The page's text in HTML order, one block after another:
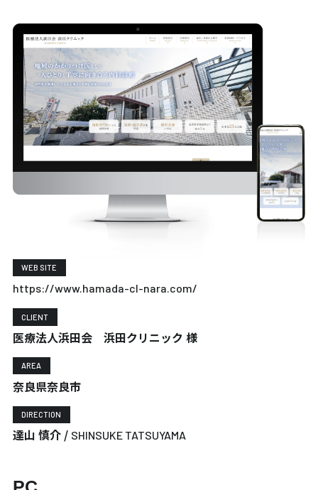
WEB SITE
https://www.hamada-cl-nara.com/
CLIENT
医療法人浜田会 浜田クリニック 様
AREA
奈良県奈良市
DIRECTION
達山 慎介 / SHINSUKE TATSUYAMA